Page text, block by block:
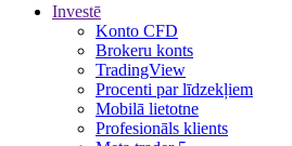
Investē
Konto CFD
Brokeru konts
TradingView
Procenti par līdzekļiem
Mobilā lietotne
Profesionāls klients